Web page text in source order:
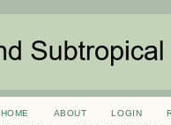
HOME ABOUT LOGIN